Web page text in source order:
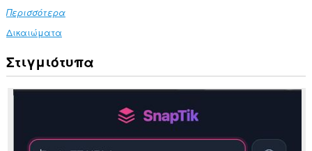
Περισσότερα
Δικαιώματα
Αυτή
η
μπορεί
Στιγμιότυπα